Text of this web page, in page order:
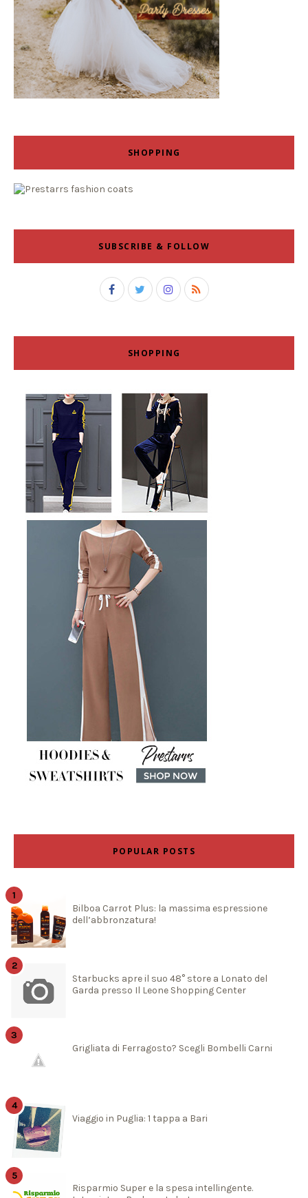
SHOPPING
SUBSCRIBE & FOLLOW
SHOPPING
POPULAR POSTS
Bilboa Carrot Plus: la massima espressione
dell’abbronzatura!
Starbucks apre il suo 48° store a Lonato del
Garda presso Il Leone Shopping Center
Grigliata di Ferragosto? Scegli Bombelli Carni
Viaggio in Puglia: 1 tappa a Bari
Risparmio Super e la spesa intellingente.